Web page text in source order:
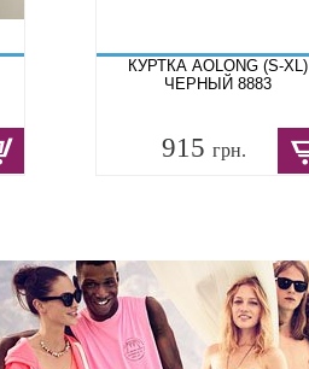
КУРТКА AOLONG (S-XL)
ЧЕРНЫЙ 8883
915 грн.